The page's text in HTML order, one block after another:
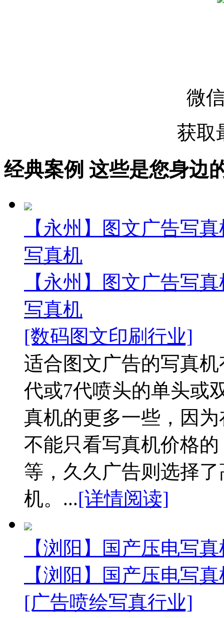
微
获取
经典案例 这些是您身边
【永州】图文广告写
写真机
【永州】图文广告写
写真机
[数码图文印刷行业]
适合图文广告的写真
代或7代喷头的单头或
真机的更多一些，因
不能只看写真机价格
等，久久广告则选择
机。...[详情阅读]
【浏阳】国产压电写
【浏阳】国产压电写
[广告喷绘写真行业]